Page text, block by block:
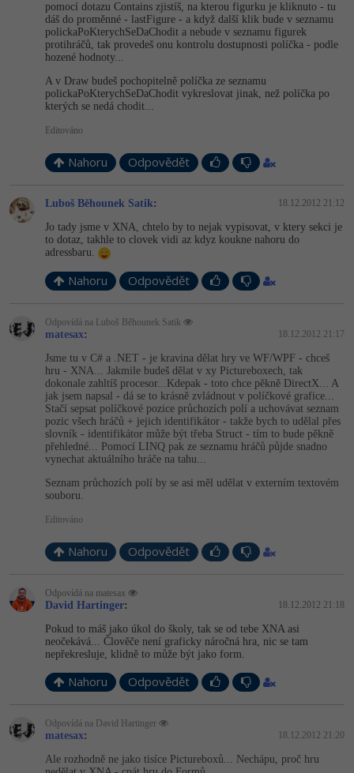
pomocí dotazu Contains zjistíš, na kterou figurku je kliknuto - tu
dáš do proměnné - lastFigure - a když další klik bude v seznamu
polickaPoKterychSe­DaChodit a nebude v seznamu figurek
protihráčů, tak provedeš onu kontrolu dostupnosti políčka - podle
hozené hodnoty...
A v Draw budeš pochopitelně políčka ze seznamu
polickaPoKterychSe­DaChodit vykreslovat jinak, než políčka po
kterých se nedá chodit...
Editováno
Nahoru Odpovědět
Luboš Běhounek Satik: 18.12.2012 21:12
Jo tady jsme v XNA, chtelo by to nejak vypisovat, v ktery sekci je
to dotaz, takhle to clovek vidi az kdyz koukne nahoru do
adressbaru.
Nahoru Odpovědět
Odpovídá na Luboš Běhounek Satik
matesax: 18.12.2012 21:17
Jsme tu v C# a .NET - je kravina dělat hry ve WF/WPF - chceš
hru - XNA... Jakmile budeš dělat v xy Pictureboxech, tak
dokonale zahltíš procesor...Kdepak - toto chce pěkně DirectX... A
jak jsem napsal - dá se to krásně zvládnout v políčkové grafice...
Stačí sepsat políčkové pozice průchozích polí a uchovávat seznam
pozic všech hráčů + jejich identifikátor - takže bych to udělal přes
slovník - identifikátor může být třeba Struct - tím to bude pěkně
přehledné... Pomocí LINQ pak ze seznamu hráčů půjde snadno
vynechat aktuálního hráče na tahu...
Seznam průchozích polí by se asi měl udělat v externím textovém
souboru.
Editováno
Nahoru Odpovědět
Odpovídá na matesax
David Hartinger: 18.12.2012 21:18
Pokud to máš jako úkol do školy, tak se od tebe XNA asi
neočekává... Člověče není graficky náročná hra, nic se tam
nepřekresluje, klidně to může být jako form.
Nahoru Odpovědět
Odpovídá na David Hartinger
matesax: 18.12.2012 21:20
Ale rozhodně ne jako tisíce Pictureboxů... Nechápu, proč hru